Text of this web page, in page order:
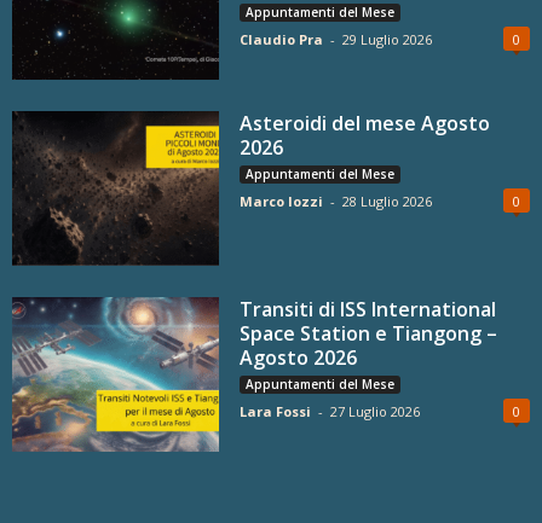
Appuntamenti del Mese
Claudio Pra - 29 Luglio 2026 0
Asteroidi del mese Agosto
2026
Appuntamenti del Mese
Marco Iozzi - 28 Luglio 2026 0
Transiti di ISS International
Space Station e Tiangong –
Agosto 2026
Appuntamenti del Mese
Lara Fossi - 27 Luglio 2026 0